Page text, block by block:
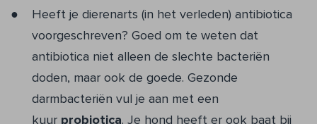
Heeft je dierenarts (in het verleden) antibiotica
voorgeschreven? Goed om te weten dat
antibiotica niet alleen de slechte bacteriën
doden, maar ook de goede. Gezonde
darmbacteriën vul je aan met een
kuur probiotica. Je hond heeft er ook baat bij